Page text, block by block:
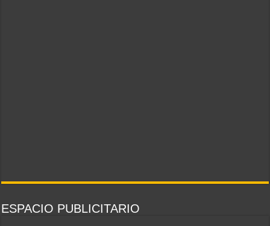
ESPACIO PUBLICITARIO